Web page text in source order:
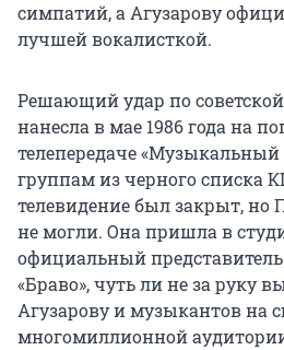
симпатий, а Агузарову
лучшей вокалисткой.
Решающий удар по
нанесла в мае 1986 года на
телепередаче «Музыкальный
группам из черного списка
телевидение был закрыт, но
не могли. Она пришла в
официальный
«Браво», чуть ли не за руку
Агузарову и музыкантов на
многомиллионной